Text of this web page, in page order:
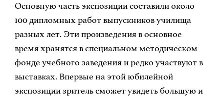
Основную часть экспозиции составили около
100 дипломных работ выпускников училища
разных лет. Эти произведения в основное
время хранятся в специальном методическом
фонде учебного заведения и редко участвуют в
выставках. Впервые на этой юбилейной
экспозиции зритель сможет увидеть большую и